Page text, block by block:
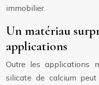
immobilier.
Un matériau
applications
Outre les applications
silicate de calcium